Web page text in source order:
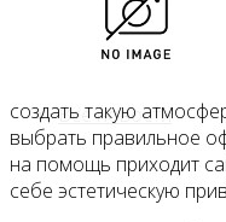
Все новости
создать такую
выбрать правильное
на помощь приходит
себе эстетическую